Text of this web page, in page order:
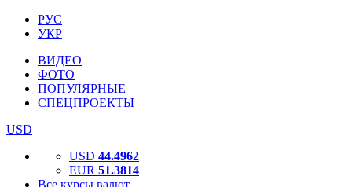
РУС
УКР
ВИДЕО
ФОТО
ПОПУЛЯРНЫЕ
СПЕЦПРОЕКТЫ
USD
USD 44.4962
EUR 51.3814
Все курсы валют